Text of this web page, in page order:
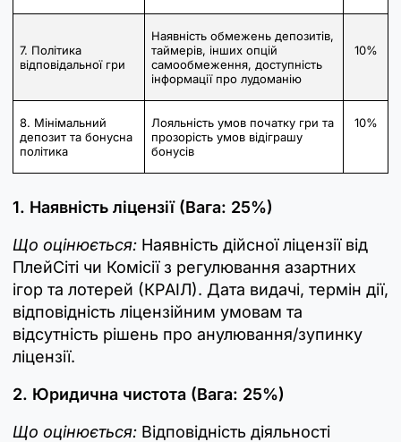
7. Політика
відповідальної гри
Наявність обмежень депозитів,
таймерів, інших опцій
самообмеження, доступність
інформації про лудоманію
10%
8. Мінімальний
депозит та бонусна
політика
Лояльність умов початку гри та
прозорість умов відіграшу
бонусів
10%
1. Наявність ліцензії (Вага: 25%)
Що оцінюється: Наявність дійсної ліцензії від
ПлейСіті чи Комісії з регулювання азартних
ігор та лотерей (КРАІЛ). Дата видачі, термін дії,
відповідність ліцензійним умовам та
відсутність рішень про анулювання/зупинку
ліцензії.
2. Юридична чистота (Вага: 25%)
Що оцінюється: Відповідність діяльності